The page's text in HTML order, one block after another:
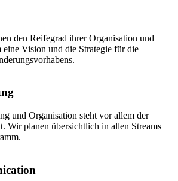
den Reifegrad ihrer Organisation und
eine Vision und die Strategie für die
und Organisation steht vor allem der
Wir planen übersichtlich in allen Streams